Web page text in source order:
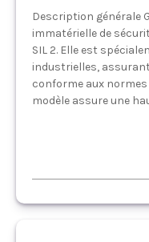
Description générale
immatérielle de
SIL 2. Elle est
industrielles,
conforme aux
modèle assure une